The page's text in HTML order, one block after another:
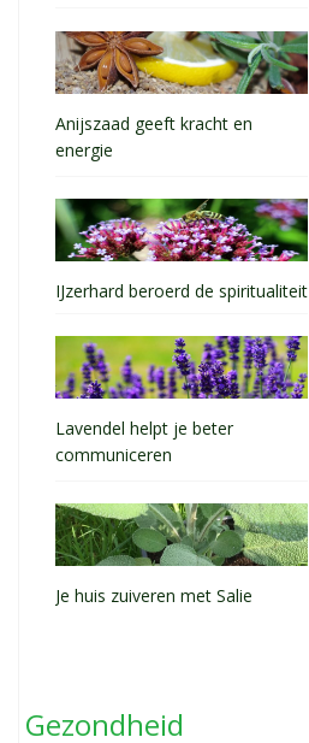
Anijszaad geeft kracht en
energie
IJzerhard beroerd de spiritualiteit
Lavendel helpt je beter
communiceren
Je huis zuiveren met Salie
Gezondheid